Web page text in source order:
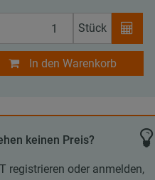
Stück
In den Warenkorb
keinen Preis?
registrieren oder anmelden,